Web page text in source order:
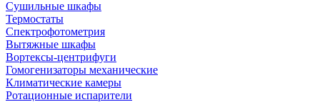
Сушильные шкафы
Термостаты
Спектрофотометрия
Вытяжные шкафы
Вортексы-центрифуги
Гомогенизаторы механические
Климатические камеры
Ротационные испарители